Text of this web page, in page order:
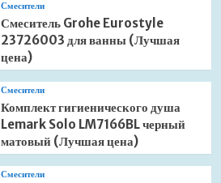
Смесители
Смеситель Grohe Eurostyle
23726003 для ванны (Лучшая
цена)
Смесители
Комплект гигиенического душа
Lemark Solo LM7166BL черный
матовый (Лучшая цена)
Смесители